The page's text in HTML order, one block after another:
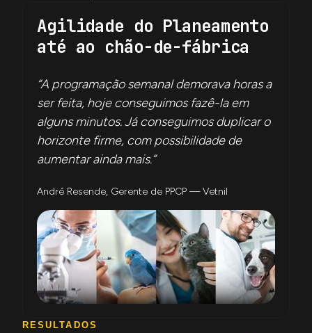
Agilidade do Planeamento
até ao chão-de-fábrica
“A programação semanal demorava horas a
ser feita, hoje conseguimos fazê-la em
alguns minutos. Já conseguimos duplicar o
horizonte firme, com possibilidade de
aumentar ainda mais.”
André Resende, Gerente de PPCP — Vetnil
RESULTADOS